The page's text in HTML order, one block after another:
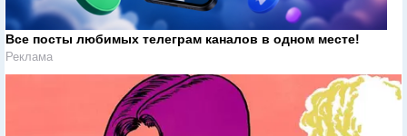
Все посты любимых телеграм каналов в одном месте!
Реклама